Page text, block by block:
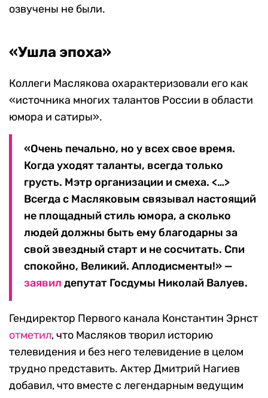
озвучены не были.
«Ушла эпоха»
Коллеги Маслякова охарактеризовали его как
«источника многих талантов России в области
юмора и сатиры».
«Очень печально, но у всех свое время.
Когда уходят таланты, всегда только
грусть. Мэтр организации и смеха. <…>
Всегда с Масляковым связывал настоящий
не площадный стиль юмора, а сколько
людей должны быть ему благодарны за
свой звездный старт и не сосчитать. Спи
спокойно, Великий. Аплодисменты!» —
заявил депутат Госдумы Николай Валуев.
Гендиректор Первого канала Константин Эрнст
отметил, что Масляков творил историю
телевидения и без него телевидение в целом
трудно представить. Актер Дмитрий Нагиев
добавил, что вместе с легендарным ведущим